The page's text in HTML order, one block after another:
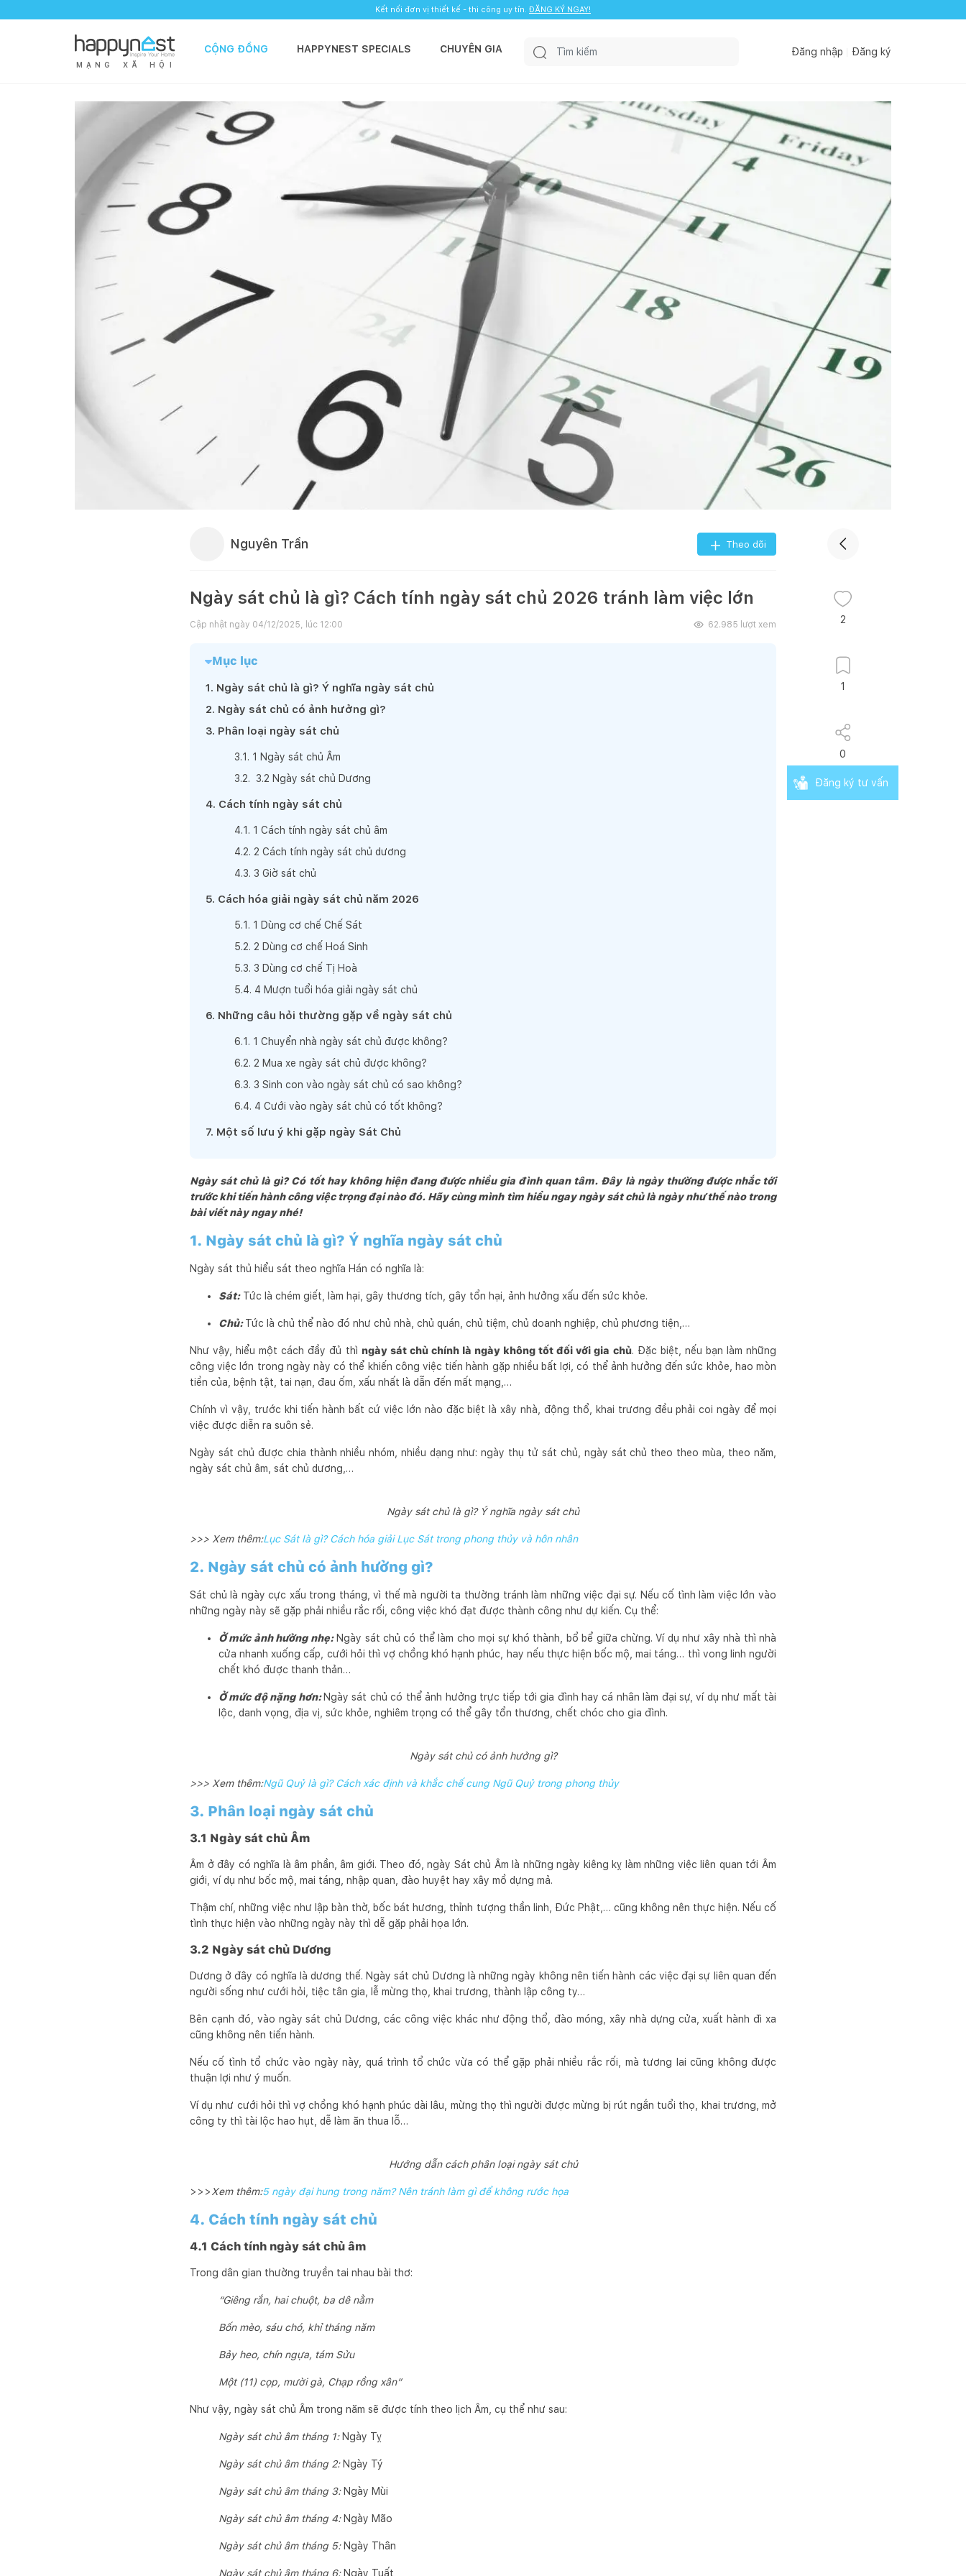
Kết nối đơn vị thiết kế - thi công uy tín. ĐĂNG KÝ NGAY!
M Ạ N G X Ã H Ộ I
CỘNG ĐỒNG HAPPYNEST SPECIALS CHUYÊN GIA Đăng nhập Đăng ký
Nguyên Trần Theo dõi
Ngày sát chủ là gì? Cách tính ngày sát chủ 2026 tránh làm việc lớn
Cập nhật ngày 04/12/2025, lúc 12:00 62.985 lượt xem
Mục lục
1. Ngày sát chủ là gì? Ý nghĩa ngày sát chủ
2. Ngày sát chủ có ảnh hưởng gì?
3. Phân loại ngày sát chủ
3.1 . 1 Ngày sát chủ Âm
3.2. 3.2 Ngày sát chủ Dương
4. Cách tính ngày sát chủ
4.1 . 1 Cách tính ngày sát chủ âm
4.2. 2 Cách tính ngày sát chủ dương
4.3. 3 Giờ sát chủ
5. Cách hóa giải ngày sát chủ năm 2026
5.1 . 1 Dùng cơ chế Chế Sát
5.2. 2 Dùng cơ chế Hoá Sinh
5.3. 3 Dùng cơ chế Tị Hoà
5.4. 4 Mượn tuổi hóa giải ngày sát chủ
6. Những câu hỏi thường gặp về ngày sát chủ
6.1 . 1 Chuyển nhà ngày sát chủ được không?
6.2. 2 Mua xe ngày sát chủ được không?
6.3. 3 Sinh con vào ngày sát chủ có sao không?
6.4. 4 Cưới vào ngày sát chủ có tốt không?
7. Một số lưu ý khi gặp ngày Sát Chủ
Ngày sát chủ là gì? Có tốt hay không hiện đang được nhiều gia đình quan tâm. Đây là ngày thường được nhắc tới
trước khi tiến hành công việc trọng đại nào đó. Hãy cùng mình tìm hiểu ngay ngày sát chủ là ngày như thế nào trong
bài viết này ngay nhé!
1. Ngày sát chủ là gì? Ý nghĩa ngày sát chủ
Ngày sát thủ hiểu sát theo nghĩa Hán có nghĩa là:
Sát:Tức là chém giết, làm hại, gây thương tích, gây tổn hại, ảnh hưởng xấu đến sức khỏe.
Chủ: Tức là chủ thể nào đó như chủ nhà, chủ quán, chủ tiệm, chủ doanh nghiệp, chủ phương tiện,…
Như vậy, hiểu một cách đầy đủ thì ngày sát chủ chính là ngày không tốt đối với gia chủ. Đặc biệt, nếu bạn làm những
công việc lớn trong ngày này có thể khiến công việc tiến hành gặp nhiều bất lợi, có thể ảnh hưởng đến sức khỏe, hao mòn
tiền của, bệnh tật, tai nạn, đau ốm, xấu nhất là dẫn đến mất mạng,…
Chính vì vậy, trước khi tiến hành bất cứ việc lớn nào đặc biệt là xây nhà, động thổ, khai trương đều phải coi ngày để mọi
việc được diễn ra suôn sẻ.
Ngày sát chủ được chia thành nhiều nhóm, nhiều dạng như: ngày thụ tử sát chủ, ngày sát chủ theo theo mùa, theo năm,
ngày sát chủ âm, sát chủ dương,…
Ngày sát chủ là gì? Ý nghĩa ngày sát chủ
>>> Xem thêm:Lục Sát là gì? Cách hóa giải Lục Sát trong phong thủy và hôn nhân
2. Ngày sát chủ có ảnh hưởng gì?
Sát chủ là ngày cực xấu trong tháng, vì thế mà người ta thường tránh làm những việc đại sự. Nếu cố tình làm việc lớn vào
những ngày này sẽ gặp phải nhiều rắc rối, công việc khó đạt được thành công như dự kiến. Cụ thể:
Ở mức ảnh hưởng nhẹ: Ngày sát chủ có thể làm cho mọi sự khó thành, bổ bể giữa chừng. Ví dụ như xây nhà thì nhà
cửa nhanh xuống cấp, cưới hỏi thì vợ chồng khó hạnh phúc, hay nếu thực hiện bốc mộ, mai táng… thì vong linh người
chết khó được thanh thản…
Ở mức độ nặng hơn: Ngày sát chủ có thể ảnh hưởng trực tiếp tới gia đình hay cá nhân làm đại sự, ví dụ như mất tài
lộc, danh vọng, địa vị, sức khỏe, nghiêm trọng có thể gây tổn thương, chết chóc cho gia đình.
Ngày sát chủ có ảnh hưởng gì?
>>> Xem thêm:Ngũ Quỷ là gì? Cách xác định và khắc chế cung Ngũ Quỷ trong phong thủy
3. Phân loại ngày sát chủ
3.1 Ngày sát chủ Âm
Âm ở đây có nghĩa là âm phần, âm giới. Theo đó, ngày Sát chủ Âm là những ngày kiêng kỵ làm những việc liên quan tới Âm
giới, ví dụ như bốc mộ, mai táng, nhập quan, đào huyệt hay xây mồ dựng mả.
Thậm chí, những việc như lập bàn thờ, bốc bát hương, thỉnh tượng thần linh, Đức Phật,… cũng không nên thực hiện. Nếu cố
tình thực hiện vào những ngày này thì dễ gặp phải họa lớn.
3.2 Ngày sát chủ Dương
Dương ở đây có nghĩa là dương thế. Ngày sát chủ Dương là những ngày không nên tiến hành các việc đại sự liên quan đến
người sống như cưới hỏi, tiệc tân gia, lễ mừng thọ, khai trương, thành lập công ty…
Bên cạnh đó, vào ngày sát chủ Dương, các công việc khác như động thổ, đào móng, xây nhà dựng cửa, xuất hành đi xa
cũng không nên tiến hành.
Nếu cố tình tổ chức vào ngày này, quá trình tổ chức vừa có thể gặp phải nhiều rắc rối, mà tương lai cũng không được
thuận lợi như ý muốn.
Ví dụ như cưới hỏi thì vợ chồng khó hạnh phúc dài lâu, mừng thọ thì người được mừng bị rút ngắn tuổi thọ, khai trương, mở
công ty thì tài lộc hao hụt, dễ làm ăn thua lỗ…
Hướng dẫn cách phân loại ngày sát chủ
>>> Xem thêm:5 ngày đại hung trong năm? Nên tránh làm gì để không rước họa
4. Cách tính ngày sát chủ
4.1 Cách tính ngày sát chủ âm
Trong dân gian thường truyền tai nhau bài thơ:
“Giêng rắn, hai chuột, ba dê nằm
Bốn mèo, sáu chó, khỉ tháng năm
Bảy heo, chín ngựa, tám Sửu
Một (11) cọp, mười gà, Chạp rồng xân”
Như vậy, ngày sát chủ Âm trong năm sẽ được tính theo lịch Âm, cụ thể như sau:
Ngày sát chủ âm tháng 1:Ngày Tỵ
Ngày sát chủ âm tháng 2:Ngày Tý
Ngày sát chủ âm tháng 3:Ngày Mùi
Ngày sát chủ âm tháng 4:Ngày Mão
Ngày sát chủ âm tháng 5:Ngày Thân
Ngày sát chủ âm tháng 6: Ngày Tuất
2
1
0
Đăng ký tư vấn